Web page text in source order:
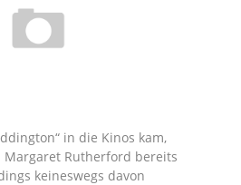
in die Kinos kam,
Rutherford bereits
keineswegs davon